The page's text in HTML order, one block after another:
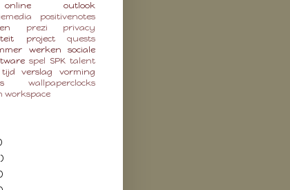
online
outlook
positivenotes
prezi
privacy
project
quests
werken
sociale
spel SPK talent
tijd verslag
vorming
wallpaperclocks
workspace